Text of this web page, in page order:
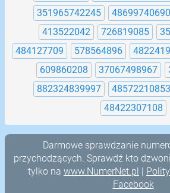
351965742245
48699740690
413522042
726819085
484127709
578564896
609860208
37067498967
882324839997
48572210853
48422307108
Darmowe sprawdzanie
przychodzących. Sprawdź kto
tylko na www.NumerNet.pl |
Facebook